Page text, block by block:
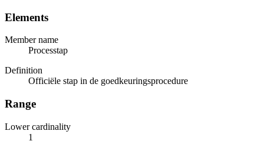
Elements
Member name
Processtap
Definition
Officiële stap in de goedkeuringsprocedure
Range
Lower cardinality
1